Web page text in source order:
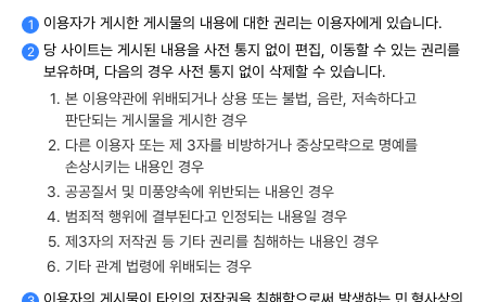
이용자가 게시한 게시물의 내용에 대한 권리는 이용자에게 있습니다.
당 사이트는 게시된 내용을 사전 통지 없이 편집, 이동할 수 있는 권리를
보유하며, 다음의 경우 사전 통지 없이 삭제할 수 있습니다.
본 이용약관에 위배되거나 상용 또는 불법, 음란, 저속하다고
판단되는 게시물을 게시한 경우
다른 이용자 또는 제 3자를 비방하거나 중상모략으로 명예를
손상시키는 내용인 경우
공공질서 및 미풍양속에 위반되는 내용인 경우
범죄적 행위에 결부된다고 인정되는 내용일 경우
제3자의 저작권 등 기타 권리를 침해하는 내용인 경우
기타 관계 법령에 위배되는 경우
이용자의 게시물이 타인의 저작권을 침해함으로써 발생하는 민․형사상의